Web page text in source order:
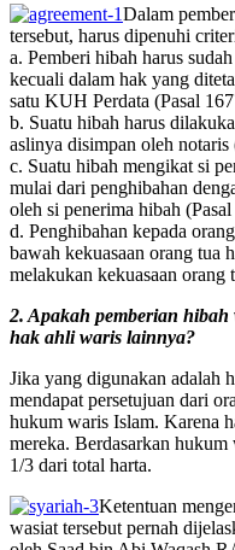
Dalam
tersebut, harus dipenuhi
a. Pemberi hibah harus
kecuali dalam hak yang
satu KUH Perdata (Pasal
b. Suatu hibah harus
aslinya disimpan oleh
c. Suatu hibah mengikat si
mulai dari penghibahan
oleh si penerima hibah
d. Penghibahan kepada
bawah kekuasaan orang tua
melakukan kekuasaan
2. Apakah pemberian hibah
hak ahli waris lainnya?
Jika yang digunakan adalah
mendapat persetujuan dari
hukum waris Islam. Karena
mereka. Berdasarkan
1/3 dari total harta.
Ketentuan
wasiat tersebut pernah